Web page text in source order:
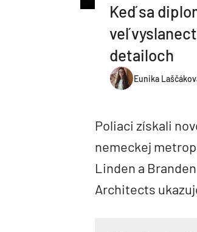
Keď sa
detailoch
Eunika
Poliaci získali
nemeckej
Linden a
Architects